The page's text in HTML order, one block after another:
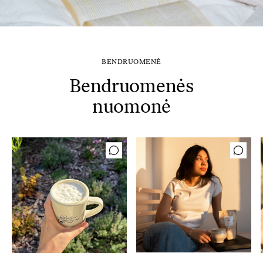
BENDRUOMENĖ
Bendruomenės
nuomonė